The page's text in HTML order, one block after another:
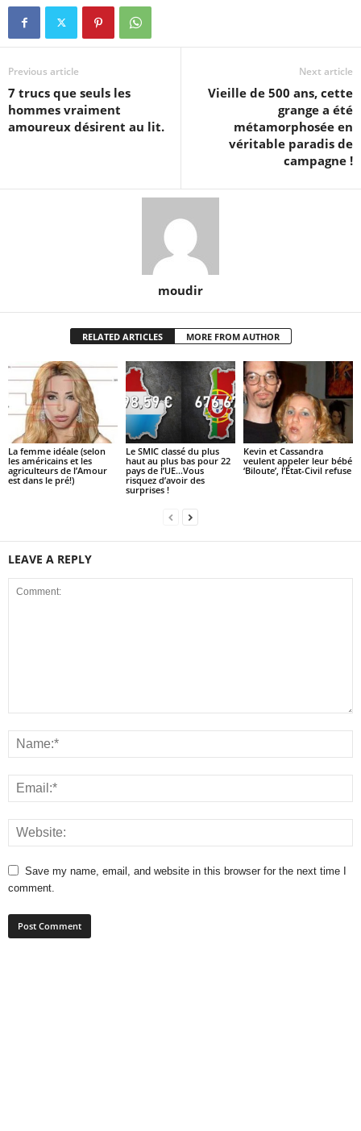
Previous article
7 trucs que seuls les
hommes vraiment
amoureux désirent au lit.
Next article
Vieille de 500 ans, cette
grange a été
métamorphosée en
véritable paradis de
campagne !
moudir
RELATED ARTICLES MORE FROM AUTHOR
La femme idéale (selon
les américains et les
agriculteurs de l’Amour
est dans le pré!)
Le SMIC classé du plus
haut au plus bas pour 22
pays de l’UE…Vous
risquez d’avoir des
surprises !
Kevin et Cassandra
veulent appeler leur bébé
‘Biloute’, l’État-Civil refuse
LEAVE A REPLY
Save my name, email, and website in this browser for the next time I
comment.